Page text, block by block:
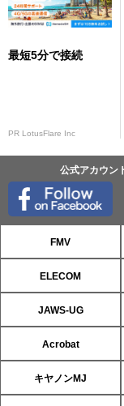
最短5分で接続
PR LotusFlare Inc
公式アカウン
FMV
ELECOM
JAWS-UG
Acrobat
キヤノンMJ